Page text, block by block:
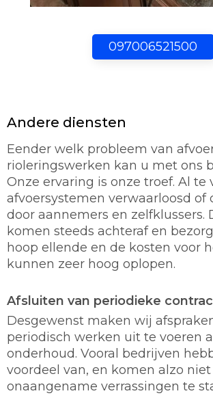
097006521500
Andere diensten
Eender welk probleem van
rioleringswerken kan u met ons
Onze ervaring is onze troef. Al te
afvoersystemen verwaarloosd of
door aannemers en zelfklussers.
komen steeds achteraf en
hoop ellende en de kosten voor
kunnen zeer hoog oplopen.
Afsluiten van periodieke
Desgewenst maken wij
periodisch werken uit te voeren
onderhoud. Vooral bedrijven
voordeel van, en komen alzo
onaangename verrassingen te